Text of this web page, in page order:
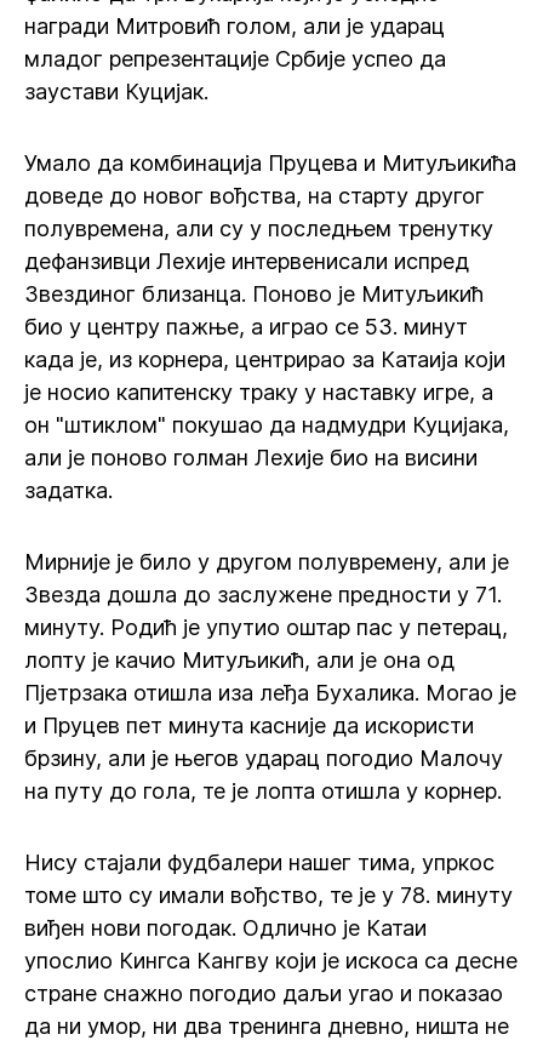
награди Митровић голом, али је ударац
младог репрезентације Србије успео да
заустави Куцијак.
Умало да комбинација Пруцева и Митуљикића
доведе до новог вођства, на старту другог
полувремена, али су у последњем тренутку
дефанзивци Лехије интервенисали испред
Звездиног близанца. Поново је Митуљикић
био у центру пажње, а играо се 53. минут
када је, из корнера, центрирао за Катаија који
је носио капитенску траку у наставку игре, а
он "штиклом" покушао да надмудри Куцијака,
али је поново голман Лехије био на висини
задатка.
Мирније је било у другом полувремену, али је
Звезда дошла до заслужене предности у 71.
минуту. Родић је упутио оштар пас у петерац,
лопту је качио Митуљикић, али је она од
Пјетрзака отишла иза леђа Бухалика. Могао је
и Пруцев пет минута касније да искористи
брзину, али је његов ударац погодио Малочу
на путу до гола, те је лопта отишла у корнер.
Нису стајали фудбалери нашег тима, упркос
томе што су имали вођство, те је у 78. минуту
виђен нови погодак. Одлично је Катаи
упослио Кингса Кангву који је искоса са десне
стране снажно погодио даљи угао и показао
да ни умор, ни два тренинга дневно, ништа не